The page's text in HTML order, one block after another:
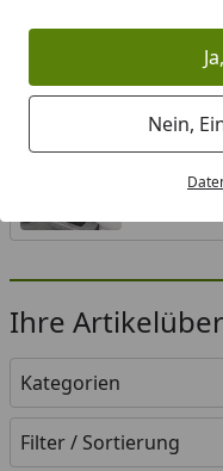
Nein,
Wählen Sie
Standardmaße 160,
Ihre
Kategorien
Filter / Sortierung